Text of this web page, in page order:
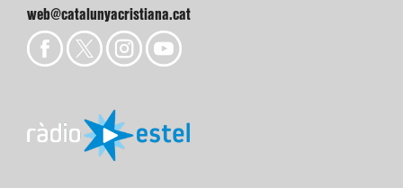
web@catalunyacristiana.cat